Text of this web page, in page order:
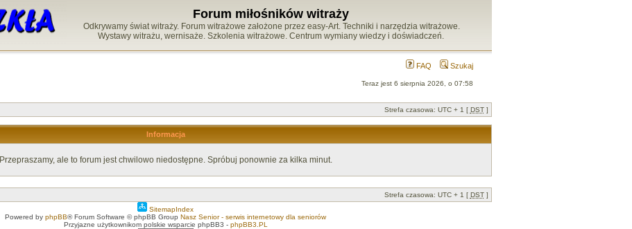
Forum miłośników witraży
Odkrywamy świat witraży. Forum witrażowe założone przez easy-Art. Techniki i narzędzia witrażowe.
Wystawy witrażu, wernisaże. Szkolenia witrażowe. Centrum wymiany wiedzy i doświadczeń.
FAQ Szukaj
Teraz jest 6 sierpnia 2026, o 07:58
Strefa czasowa: UTC + 1 [ DST]
Informacja
Przepraszamy, ale to forum jest chwilowo niedostępne. Spróbuj ponownie za kilka minut.
Strefa czasowa: UTC + 1 [ DST]
SitemapIndex
Powered byphpBB® Forum Software © phpBB GroupNasz Senior - serwis internetowy dla seniorów
Przyjazne użytkownikom polskie wsparcie phpBB3 - phpBB3.PL